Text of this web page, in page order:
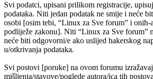
Svi podatci, upisani prilikom registracije,
podataka. Niti jedan podatak ne smije i neće
osobi [osim tebi, “Linux za Sve forum” i onih-
podliježe zakonu]. Niti “Linux za Sve forum”
neće biti odgovorni/e ako uslijed hakerskog
u/otkrivanja podataka.
Svi postovi [poruke] na ovom forumu
mišljenja/stavove/poglede autora/ica tih